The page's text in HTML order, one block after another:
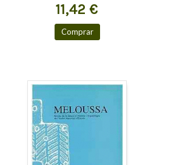
11,42 €
Comprar